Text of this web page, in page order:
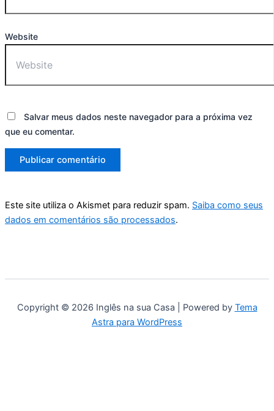
Website
Salvar meus dados neste navegador para a próxima vez
que eu comentar.
Este site utiliza o Akismet para reduzir spam. Saiba como seus
dados em comentários são processados.
Copyright © 2026 Inglês na sua Casa | Powered by Tema
Astra para WordPress